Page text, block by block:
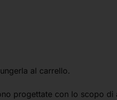
al carrello.
progettate con lo scopo di